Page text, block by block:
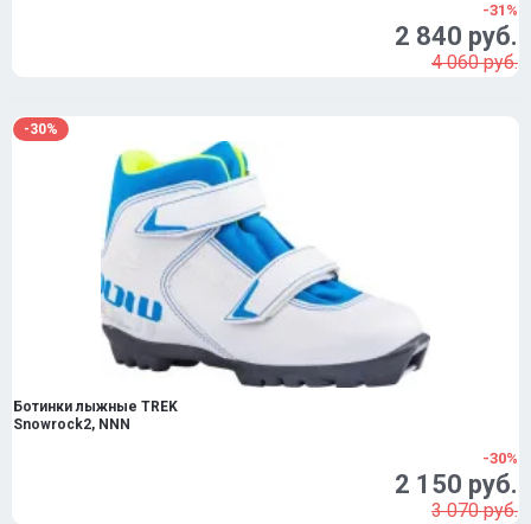
-31%
2 840 руб.
4 060 руб.
-30%
Ботинки лыжные TREK
Snowrock2, NNN
-30%
2 150 руб.
3 070 руб.